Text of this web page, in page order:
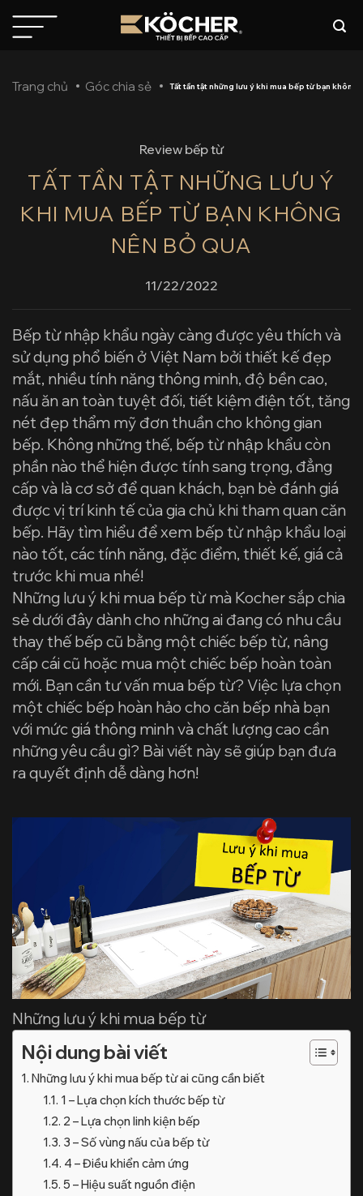
qua
Trang chủ Góc chia sẻ Tất tần tật những lưu ý khi mua bếp từ bạn không
Review bếp từ
TẤT TẦN TẬT NHỮNG LƯU Ý
KHI MUA BẾP TỪ BẠN KHÔNG
NÊN BỎ QUA
11/22/2022
Bếp từ nhập khẩu ngày càng được yêu thích và
sử dụng phổ biến ở Việt Nam bởi thiết kế đẹp
mắt, nhiều tính năng thông minh, độ bền cao,
nấu ăn an toàn tuyệt đối, tiết kiệm điện tốt, tăng
nét đẹp thẩm mỹ đơn thuần cho không gian
bếp. Không những thế, bếp từ nhập khẩu còn
phần nào thể hiện được tính sang trọng, đẳng
cấp và là cơ sở để quan khách, bạn bè đánh giá
được vị trí kinh tế của gia chủ khi tham quan căn
bếp. Hãy tìm hiểu để xem bếp từ nhập khẩu loại
nào tốt, các tính năng, đặc điểm, thiết kế, giá cả
trước khi mua nhé!
Những lưu ý khi mua bếp từ mà Kocher sắp chia
sẻ dưới đây dành cho những ai đang có nhu cầu
thay thế bếp cũ bằng một chiếc bếp từ, nâng
cấp cái cũ hoặc mua một chiếc bếp hoàn toàn
mới. Bạn cần tư vấn mua bếp từ? Việc lựa chọn
một chiếc bếp hoàn hảo cho căn bếp nhà bạn
với mức giá thông minh và chất lượng cao cần
những yêu cầu gì? Bài viết này sẽ giúp bạn đưa
ra quyết định dễ dàng hơn!
Những lưu ý khi mua bếp từ
Nội dung bài viết
Những lưu ý khi mua bếp từ ai cũng cần biết
1 – Lựa chọn kích thước bếp từ
2 – Lựa chọn linh kiện bếp
3 – Số vùng nấu của bếp từ
4 – Điều khiển cảm ứng
5 – Hiệu suất nguồn điện